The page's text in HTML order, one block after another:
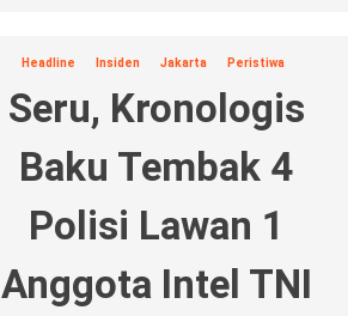
Headline Insiden Jakarta Peristiwa
Seru, Kronologis
Baku Tembak 4
Polisi Lawan 1
Anggota Intel TNI